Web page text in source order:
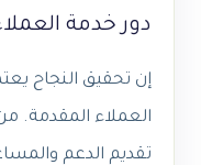
دور خدمة
إن تحقيق النجاح
العملاء المقدمة.
تقديم الدعم